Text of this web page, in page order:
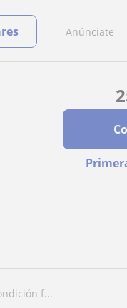
Anúnciate
f...